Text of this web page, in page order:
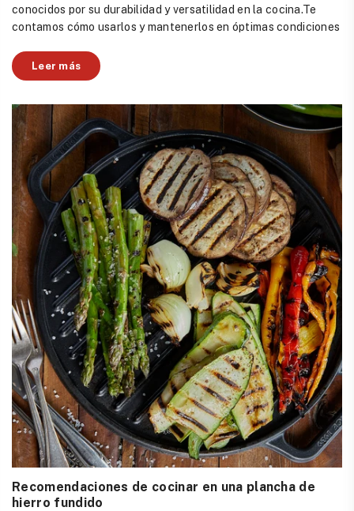
conocidos por su durabilidad y versatilidad en la cocina.Te
contamos cómo usarlos y mantenerlos en óptimas condiciones
Leer más
Recomendaciones de cocinar en una plancha de
hierro fundido